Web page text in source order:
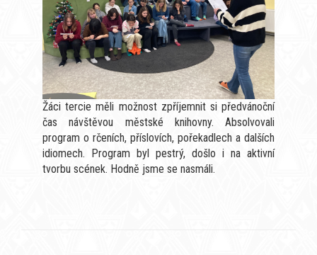
Žáci tercie měli možnost zpříjemnit si předvánoční
čas návštěvou městské knihovny. Absolvovali
program o rčeních, příslovích, pořekadlech a dalších
idiomech. Program byl pestrý, došlo i na aktivní
tvorbu scének. Hodně jsme se nasmáli.